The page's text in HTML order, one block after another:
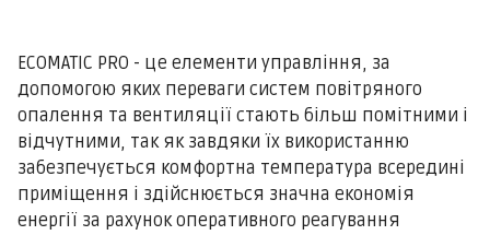
ЕСOMATIC PRO - це елементи управління, за
допомогою яких переваги систем повітряного
опалення та вентиляції стають більш помітними і
відчутними, так як завдяки їх використанню
забезпечується комфортна температура всередині
приміщення і здійснюється значна економія
енергії за рахунок оперативного реагування